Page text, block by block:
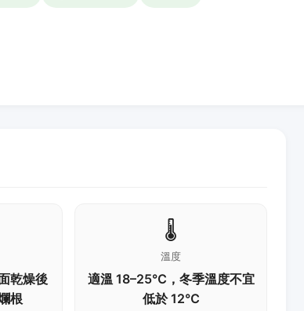
乾燥後
根
🌡️
溫度
適溫 18–25℃，冬季溫度不宜
低於 12℃